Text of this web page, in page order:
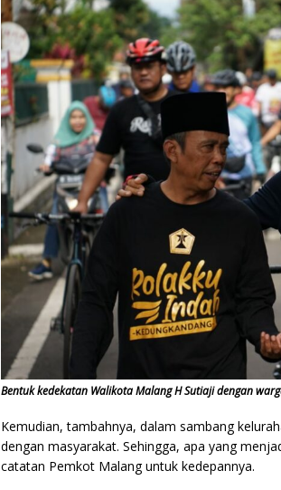
Bentuk kedekatan Walikota Malang H Sutiaji dengan
Kemudian, tambahnya, dalam sambang
dengan masyarakat. Sehingga, apa yang
catatan Pemkot Malang untuk kedepannya.